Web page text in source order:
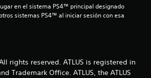
en el sistema PS4™ principal designado
sistemas PS4™ al iniciar sesión con esa
rights reserved. ATLUS is registered in
Trademark Office. ATLUS, the ATLUS